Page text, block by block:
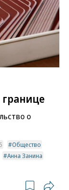
о
Общество
Анна Занина